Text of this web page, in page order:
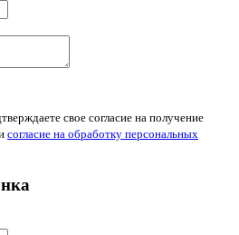
свое согласие на получение
согласие на обработку персональных